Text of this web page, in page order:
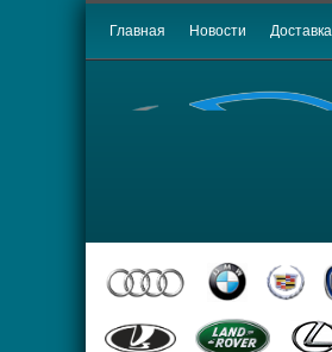
Главная Новости Доставка